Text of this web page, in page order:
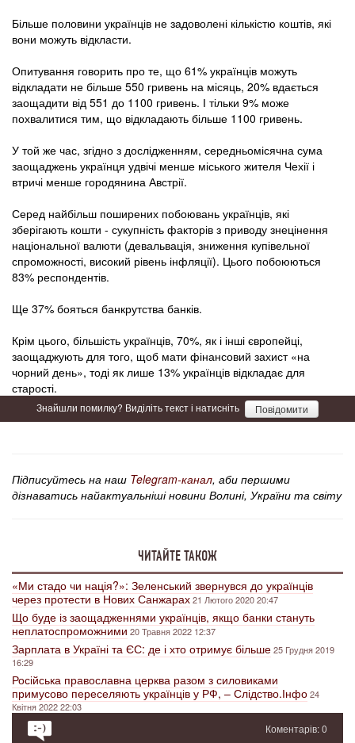
Більше половини українців не задоволені кількістю коштів, які
вони можуть відкласти.
Опитування говорить про те, що 61% українців можуть
відкладати не більше 550 гривень на місяць, 20% вдається
заощадити від 551 до 1100 гривень. І тільки 9% може
похвалитися тим, що відкладають більше 1100 гривень.
У той же час, згідно з дослідженням, середньомісячна сума
заощаджень українця удвічі менше міського жителя Чехії і
втричі менше городянина Австрії.
Серед найбільш поширених побоювань українців, які
зберігають кошти - сукупність факторів з приводу знецінення
національної валюти (девальвація, зниження купівельної
спроможності, високий рівень інфляції). Цього побоюються
83% респондентів.
Ще 37% бояться банкрутства банків.
Крім цього, більшість українців, 70%, як і інші європейці,
заощаджують для того, щоб мати фінансовий захист «на
чорний день», тоді як лише 13% українців відкладає для
старості.
Знайшли помилку? Виділіть текст і натисніть Повідомити
Підписуйтесь на наш Telegram-канал, аби першими
дізнаватись найактуальніші новини Волині, України та світу
ЧИТАЙТЕ ТАКОЖ
«Ми стадо чи нація?»: Зеленський звернувся до українців
через протести в Нових Санжарах21 Лютого 2020 20:47
Що буде із заощадженнями українців, якщо банки стануть
неплатоспроможними20 Травня 2022 12:37
Зарплата в Україні та ЄС: де і хто отримує більше25 Грудня 2019
16:29
Російська православна церква разом з силовиками
примусово переселяють українців у РФ, – Слідство.Інфо24
Квітня 2022 22:03
Коментарів: 0